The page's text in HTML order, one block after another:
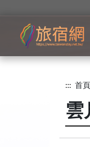
::: 首頁
雲